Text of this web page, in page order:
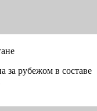
за рубежом в составе